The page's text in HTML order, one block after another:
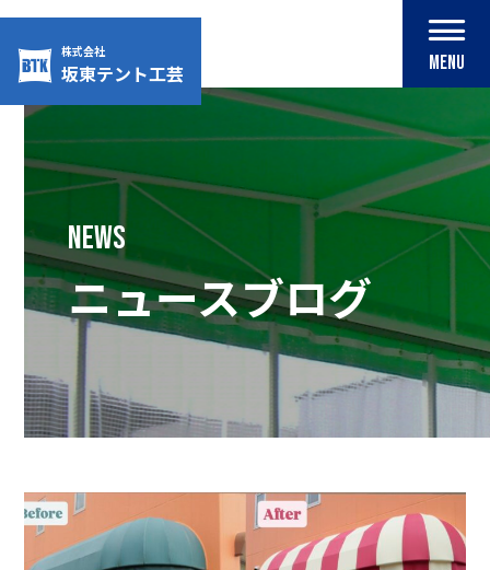
content
株式会社
坂東テント工芸 MENU
NEWS
ニュースブログ